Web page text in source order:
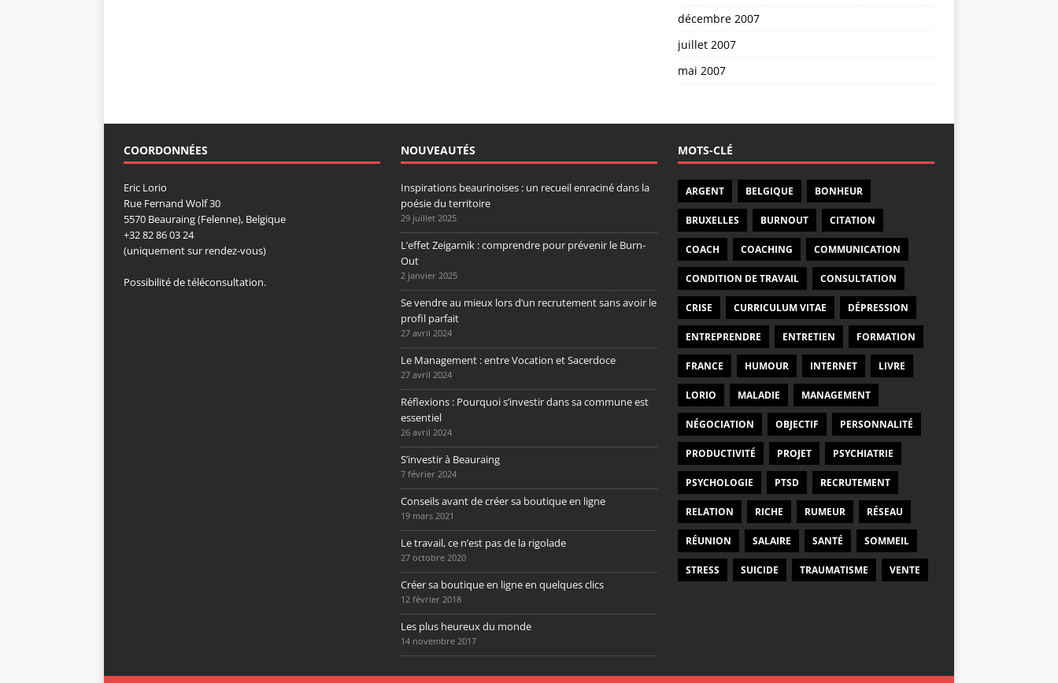
décembre 2007
juillet 2007
mai 2007
COORDONNÉES
Eric Lorio
Rue Fernand Wolf 30
5570 Beauraing (Felenne), Belgique
+32 82 86 03 24
(uniquement sur rendez-vous)
Possibilité de téléconsultation.
NOUVEAUTÉS
Inspirations beaurinoises : un recueil enraciné dans la
poésie du territoire
29 juillet 2025
L’effet Zeigarnik : comprendre pour prévenir le Burn-
Out
2 janvier 2025
Se vendre au mieux lors d’un recrutement sans avoir le
profil parfait
27 avril 2024
Le Management : entre Vocation et Sacerdoce
27 avril 2024
Réflexions : Pourquoi s’investir dans sa commune est
essentiel
26 avril 2024
S’investir à Beauraing
7 février 2024
Conseils avant de créer sa boutique en ligne
19 mars 2021
Le travail, ce n’est pas de la rigolade
27 octobre 2020
Créer sa boutique en ligne en quelques clics
12 février 2018
Les plus heureux du monde
14 novembre 2017
MOTS-CLÉ
ARGENT BELGIQUE BONHEUR
BRUXELLES BURNOUT CITATION
COACH COACHING COMMUNICATION
CONDITION DE TRAVAIL CONSULTATION
CRISE CURRICULUM VITAE DÉPRESSION
ENTREPRENDRE ENTRETIEN FORMATION
FRANCE HUMOUR INTERNET LIVRE
LORIO MALADIE MANAGEMENT
NÉGOCIATION OBJECTIF PERSONNALITÉ
PRODUCTIVITÉ PROJET PSYCHIATRIE
PSYCHOLOGIE PTSD RECRUTEMENT
RELATION RICHE RUMEUR RÉSEAU
RÉUNION SALAIRE SANTÉ SOMMEIL
STRESS SUICIDE TRAUMATISME VENTE